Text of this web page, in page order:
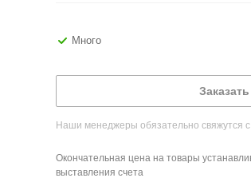
Много
Заказать
Наши менеджеры обязательно свяжутся с
Окончательная цена на товары
выставления счета